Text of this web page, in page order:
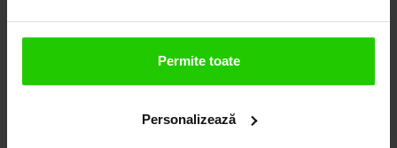
Permite toate
Personalizează
Transport gratuit
Livrare în 24 - 48h
Retur gratuit în 14 zile